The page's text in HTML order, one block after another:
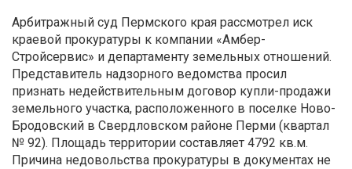
Арбитражный суд Пермского края рассмотрел иск
краевой прокуратуры к компании «Амбер-
Стройсервис» и департаменту земельных отношений.
Представитель надзорного ведомства просил
признать недействительным договор купли-продажи
земельного участка, расположенного в поселке Ново-
Бродовский в Свердловском районе Перми (квартал
№ 92). Площадь территории составляет 4792 кв.м.
Причина недовольства прокуратуры в документах не